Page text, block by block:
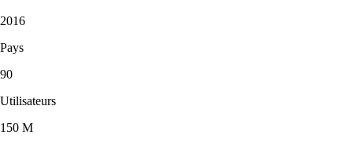
2016
Pays
90
Utilisateurs
150 M